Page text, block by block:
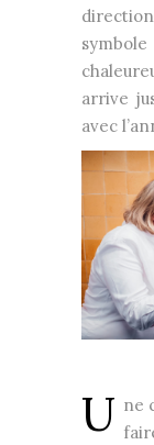
arrive
avec
U ne